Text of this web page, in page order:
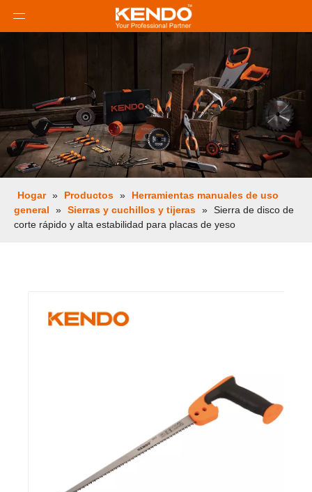
Hogar » Productos »
Herramientas manuales de uso
general
» Sierras y cuchillos y tijeras » Sierra de disco de
corte rápido y alta estabilidad para placas de yeso